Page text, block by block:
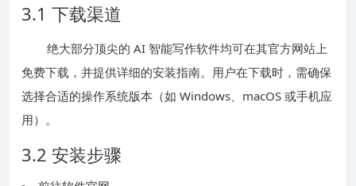
3.1 下载渠道
绝大部分顶尖的 AI 智能写作软件均可在其官方网站上
免费下载，并提供详细的安装指南。用户在下载时，需确保
选择合适的操作系统版本（如 Windows、macOS 或手机应
用）。
3.2 安装步骤